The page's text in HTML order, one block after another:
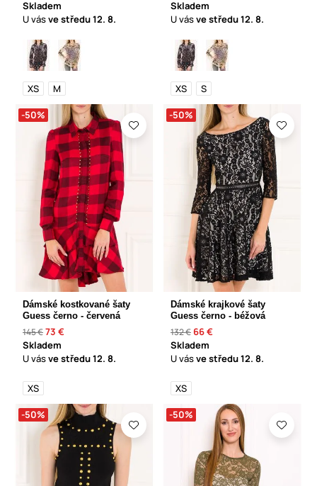
Skladem
U vásve středu12. 8.
XS M
Skladem
U vásve středu12. 8.
XS S
-50%
Dámské kostkované šaty
Guess černo - červená
145 €73 €
Skladem
U vásve středu12. 8.
XS
-50%
Dámské krajkové šaty
Guess černo - béžová
132 € 66 €
Skladem
U vásve středu12. 8.
XS
-50% -50%